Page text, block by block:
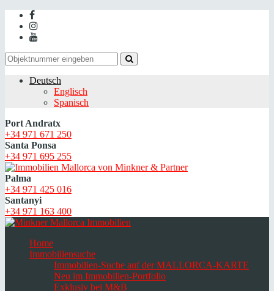
Deutsch
Englisch
Spanisch
Port Andratx
+34 971 671 250
Santa Ponsa
+34 971 695 255
Palma
+34 971 425 016
Santanyi
+34 971 163 400
Home
Immobiliensuche
Immobilien-Suche auf der MALLORCA-KARTE
Neu im Immobilien-Portfolio
Exklusiv bei M&B